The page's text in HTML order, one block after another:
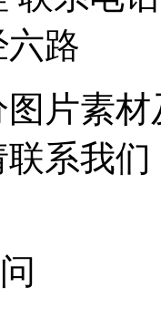
路
片素
系我